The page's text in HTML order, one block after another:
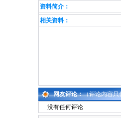
资料简介：
相关资料：
网友评论：（评论内容只
没有任何评论